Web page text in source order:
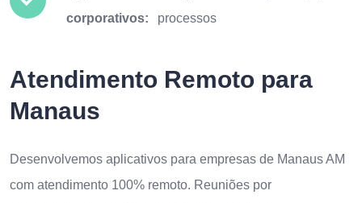
corporativos:
processos
Atendimento Remoto para
Manaus
Desenvolvemos aplicativos para empresas de Manaus AM
com atendimento 100% remoto. Reuniões por